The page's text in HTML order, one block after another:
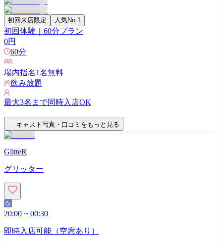
初回来店限定 人気No.1
初回体験｜60分プラン
0円
60分
場内指名1名無料
飲み放題
最大3名まで同時入店OK
キャスト写真・口コミをもっと見る
GlitteR
グリッター
20:00 ~ 00:30
即時入店可能（空席あり）